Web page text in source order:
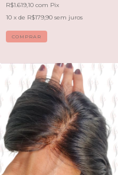
R$1.619,10 com Pix
10 x de R$179,90 sem juros
COMPRAR